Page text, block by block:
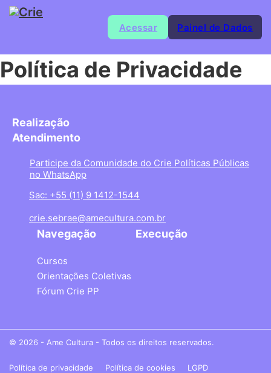
Acessar Painel de Dados
Política de Privacidade
Realização
Atendimento
Participe da Comunidade do Crie Políticas Públicas
no WhatsApp
Sac: +55 (11) 9 1412-1544
crie.sebrae@amecultura.com.br
Navegação
Cursos
Orientações Coletivas
Fórum Crie PP
Execução
© 2026 - Ame Cultura - Todos os direitos reservados.
Política de privacidade Política de cookies LGPD